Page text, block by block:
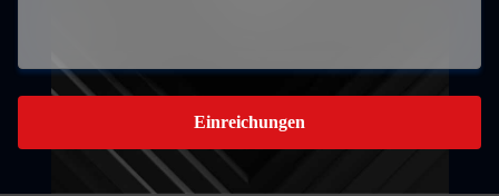
Einreichungen